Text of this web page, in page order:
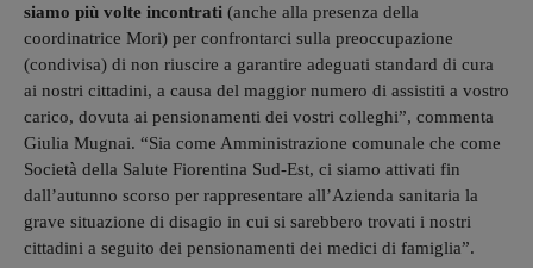
siamo più volte incontrati (anche alla presenza della
coordinatrice Mori) per confrontarci sulla preoccupazione
(condivisa) di non riuscire a garantire adeguati standard di cura
ai nostri cittadini, a causa del maggior numero di assistiti a vostro
carico, dovuta ai pensionamenti dei vostri colleghi”, commenta
Giulia Mugnai. “Sia come Amministrazione comunale che come
Società della Salute Fiorentina Sud-Est, ci siamo attivati fin
dall’autunno scorso per rappresentare all’Azienda sanitaria la
grave situazione di disagio in cui si sarebbero trovati i nostri
cittadini a seguito dei pensionamenti dei medici di famiglia”.